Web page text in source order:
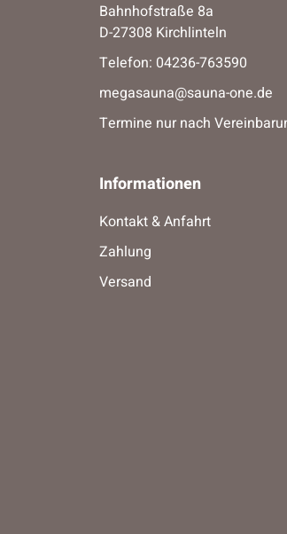
Bahnhofstraße 8a
D-27308 Kirchlinteln
Telefon: 04236-763590
megasauna@sauna-one.de
Termine nur nach
Informationen
Kontakt & Anfahrt
Zahlung
Versand